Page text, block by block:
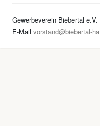
Gewerbeverein Biebertal
E-Mail vorstand@biebertal-